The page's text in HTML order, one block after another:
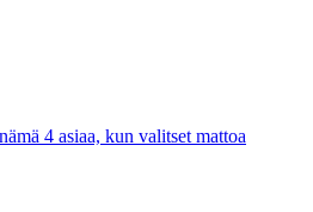
4 asiaa, kun valitset mattoa